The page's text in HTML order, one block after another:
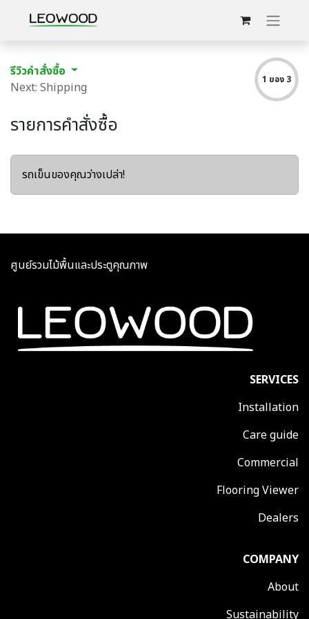
รีวิวคำสั่งซื้อ
Next: Shipping
1 ของ 3
รายการคำสั่งซื้อ
รถเข็นของคุณว่างเปล่า!
ศูนย์รวมไม้พื้นและประตูคุณภาพ
SERVICES
Installation
Care guide
Commercial
Flooring Viewer
Dealers
COMPANY
About
Sustainability